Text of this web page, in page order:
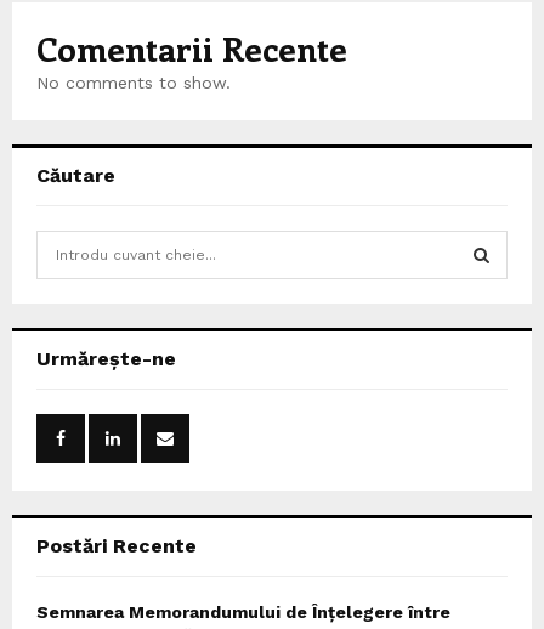
Comentarii Recente
No comments to show.
Căutare
h
Urmărește-ne
Postări Recente
Semnarea Memorandumului de Înțelegere între